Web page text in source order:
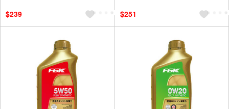
$239
$251